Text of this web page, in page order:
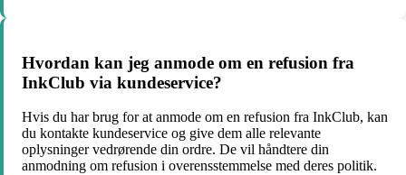
Hvordan kan jeg anmode om en refusion fra
InkClub via kundeservice?
Hvis du har brug for at anmode om en refusion fra InkClub, kan
du kontakte kundeservice og give dem alle relevante
oplysninger vedrørende din ordre. De vil håndtere din
anmodning om refusion i overensstemmelse med deres politik.